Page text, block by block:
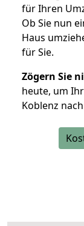
für Ihren
Ob Sie nun
Haus
für Sie.
Zögern Sie
heute, um
Koblenz